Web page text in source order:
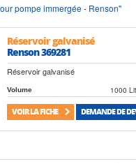
pompe immergée - Renson"
Réservoir galvanisé
Renson 369281
Réservoir galvanisé
Volume 1000
VOIR LA FICHE DEMANDE DE